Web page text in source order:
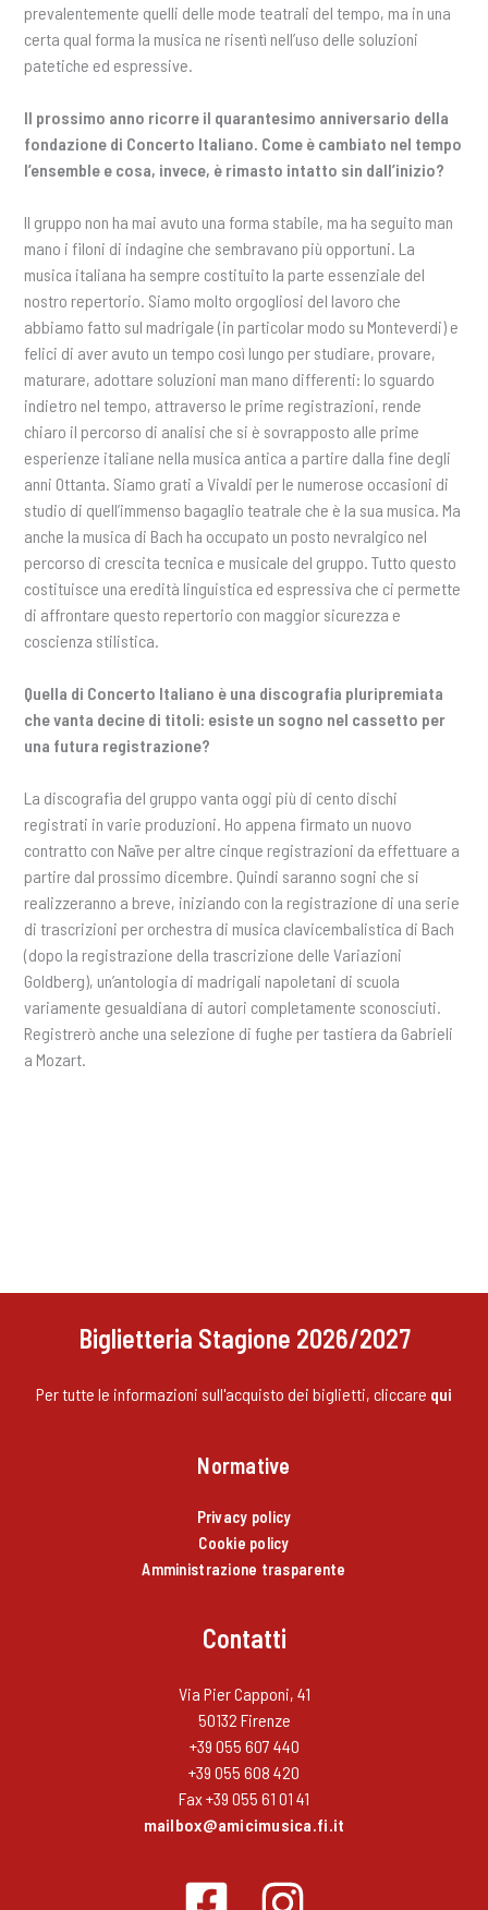
prevalentemente quelli delle mode teatrali del tempo, ma in una
certa qual forma la musica ne risentì nell’uso delle soluzioni
patetiche ed espressive.
Il prossimo anno ricorre il quarantesimo anniversario della
fondazione di Concerto Italiano. Come è cambiato nel tempo
l’ensemble e cosa, invece, è rimasto intatto sin dall’inizio?
Il gruppo non ha mai avuto una forma stabile, ma ha seguito man
mano i filoni di indagine che sembravano più opportuni. La
musica italiana ha sempre costituito la parte essenziale del
nostro repertorio. Siamo molto orgogliosi del lavoro che
abbiamo fatto sul madrigale (in particolar modo su Monteverdi) e
felici di aver avuto un tempo così lungo per studiare, provare,
maturare, adottare soluzioni man mano differenti: lo sguardo
indietro nel tempo, attraverso le prime registrazioni, rende
chiaro il percorso di analisi che si è sovrapposto alle prime
esperienze italiane nella musica antica a partire dalla fine degli
anni Ottanta. Siamo grati a Vivaldi per le numerose occasioni di
studio di quell’immenso bagaglio teatrale che è la sua musica. Ma
anche la musica di Bach ha occupato un posto nevralgico nel
percorso di crescita tecnica e musicale del gruppo. Tutto questo
costituisce una eredità linguistica ed espressiva che ci permette
di affrontare questo repertorio con maggior sicurezza e
coscienza stilistica.
Quella di Concerto Italiano è una discografia pluripremiata
che vanta decine di titoli: esiste un sogno nel cassetto per
una futura registrazione?
La discografia del gruppo vanta oggi più di cento dischi
registrati in varie produzioni. Ho appena firmato un nuovo
contratto con Naïve per altre cinque registrazioni da effettuare a
partire dal prossimo dicembre. Quindi saranno sogni che si
realizzeranno a breve, iniziando con la registrazione di una serie
di trascrizioni per orchestra di musica clavicembalistica di Bach
(dopo la registrazione della trascrizione delle Variazioni
Goldberg), un’antologia di madrigali napoletani di scuola
variamente gesualdiana di autori completamente sconosciuti.
Registrerò anche una selezione di fughe per tastiera da Gabrieli
a Mozart.
Biglietteria Stagione 2026/2027
Per tutte le informazioni sull'acquisto dei biglietti, cliccare qui
Normative
Privacy policy
Cookie policy
Amministrazione trasparente
Contatti
Via Pier Capponi, 41
50132 Firenze
+39 055 607 440
+39 055 608 420
Fax +39 055 61 01 41
mailbox@amicimusica.fi.it